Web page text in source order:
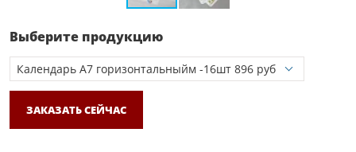
Выберите продукцию
ЗАКАЗАТЬ СЕЙЧАС